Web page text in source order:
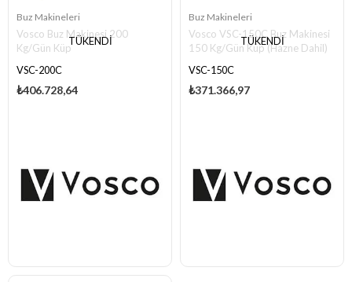
TÜKENDI
Buz Makineleri
Vosco Buz Makinesi 200
Kg/Gün Küp
VSC-200C
₺406.728,64
TÜKENDI
Buz Makineleri
Vosco VSC-150C Buz Makinesi
150 Kg/Gün Küp (Hazne Dahil)
VSC-150C
₺371.366,97